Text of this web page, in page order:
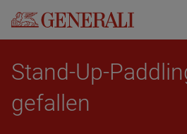
Stand-Up-
ge­fal­len